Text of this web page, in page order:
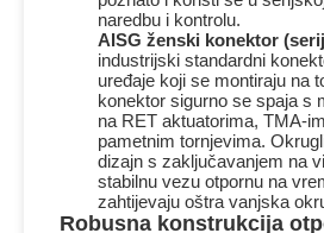
naredbu i kontrolu.
AISG ženski konektor
industrijski standardni
uređaje koji se montiraju na
konektor sigurno se spaja s
na RET aktuatorima, TMA-
pametnim tornjevima.
dizajn s zaključavanjem na
stabilnu vezu otpornu na
zahtijevaju oštra vanjska
Robusna konstrukcija